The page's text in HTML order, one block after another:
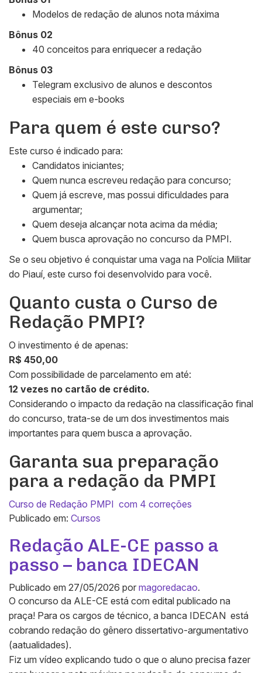
Modelos de redação de alunos nota máxima
Bônus 02
40 conceitos para enriquecer a redação
Bônus 03
Telegram exclusivo de alunos e descontos
especiais em e-books
Para quem é este curso?
Este curso é indicado para:
Candidatos iniciantes;
Quem nunca escreveu redação para concurso;
Quem já escreve, mas possui dificuldades para
argumentar;
Quem deseja alcançar nota acima da média;
Quem busca aprovação no concurso da PMPI.
Se o seu objetivo é conquistar uma vaga na Polícia Militar
do Piauí, este curso foi desenvolvido para você.
Quanto custa o Curso de
Redação PMPI?
O investimento é de apenas:
R$ 450,00
Com possibilidade de parcelamento em até:
12 vezes no cartão de crédito.
Considerando o impacto da redação na classificação final
do concurso, trata-se de um dos investimentos mais
importantes para quem busca a aprovação.
Garanta sua preparação
para a redação da PMPI
Curso de Redação PMPI com 4 correções
Publicado em: Cursos
Redação ALE-CE passo a
passo – banca IDECAN
Publicado em 27/05/2026 por magoredacao.
O concurso da ALE-CE está com edital publicado na
praça! Para os cargos de técnico, a banca IDECAN está
cobrando redação do gênero dissertativo-argumentativo
(aatualidades).
Fiz um vídeo explicando tudo o que o aluno precisa fazer